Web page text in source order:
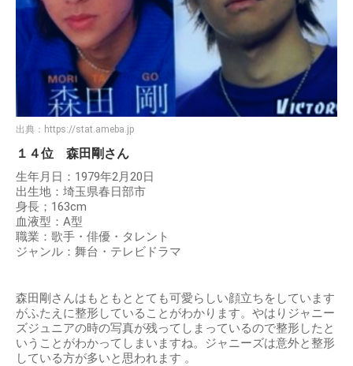
出典： https://stat.ameba.jp
１４位 森田剛さん
生年月日：1979年2月20日
出生地：埼玉県春日部市
身長；163cm
血液型：A型
職業：歌手・俳優・タレント
ジャンル：舞台・テレビドラマ
森田剛さんはもともととても可愛らしい顔立ちをしています
がふたえに整形していることがわかります。やはりジャニー
ズジュニアの時の写真が残ってしまっているので整形したと
いうことがわかってしまいますね。ジャニーズは意外と整形
している方が多いと思われます 。